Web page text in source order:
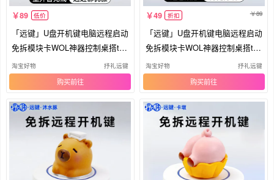
89 低价
「远键」U盘开机键电脑远程启动
免拆模块卡WOL神器控制桌搭tod
esk
淘宝好物 抒礼远键
购买
49 折扣 89
「远键」U盘开机键电脑远程启动
免拆模块卡WOL神器控制桌搭tod
esk
淘宝好物 抒礼远键
购买